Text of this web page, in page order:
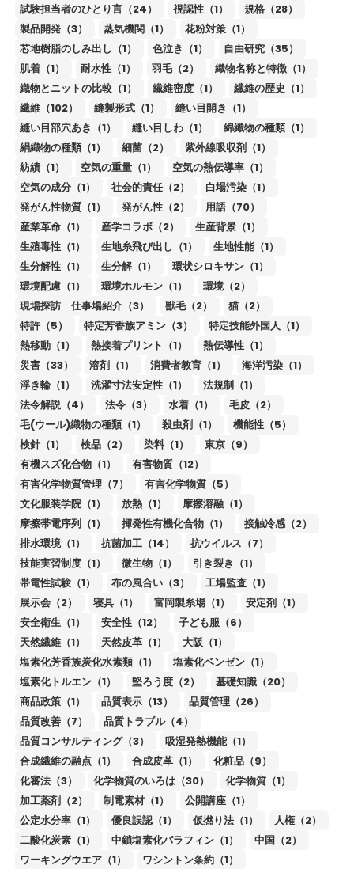
試験担当者のひとり言（24）
視認性（1）
規格（28）
製品開発（3）
蒸気機関（1）
花粉対策（1）
芯地樹脂のしみ出し（1）
色泣き（1）
自由研究（35）
肌着（1）
耐水性（1） 羽毛（2）
織物名称と特徴（1）
織物とニットの比較（1）
繊維密度（1）
繊維の歴史（1）
繊維（102）
縫製形式（1）
縫い目開き（1）
縫い目部穴あき（1）
縫い目しわ（1）
綿織物の種類（1）
絹織物の種類（1）
細菌（2）
紫外線吸収剤（1）
紡績（1）
空気の重量（1）
空気の熱伝導率（1）
空気の成分（1）
社会的責任（2）
白場汚染（1）
発がん性物質（1）
発がん性（2）
用語（70）
産業革命（1）
産学コラボ（2）
生産背景（1）
生殖毒性（1）
生地糸飛び出し（1）
生地性能（1）
生分解性（1）
生分解（1）
環状シロキサン（1）
環境配慮（1）
環境ホルモン（1）
環境（2）
現場探訪 仕事場紹介（3）
獣毛（2）
猫（2）
特許（5）
特定芳香族アミン（3）
特定技能外国人（1）
熱移動（1）
熱接着プリント（1）
熱伝導性（1）
災害（33）
溶剤（1） 消費者教育（1）
海洋汚染（1）
浮き輪（1）
洗濯寸法安定性（1）
法規制（1）
法令解説（4）
法令（3） 水着（1）
毛皮（2）
毛(ウール)織物の種類（1）
殺虫剤（1）
機能性（5）
検針（1）
検品（2） 染料（1）
東京（9）
有機スズ化合物（1）
有害物質（12）
有害化学物質管理（7）
有害化学物質（5）
文化服装学院（1）
放熱（1）
摩擦溶融（1）
摩擦帯電序列（1）
揮発性有機化合物（1）
接触冷感（2）
排水環境（1）
抗菌加工（14）
抗ウイルス（7）
技能実習制度（1）
微生物（1）
引き裂き（1）
帯電性試験（1）
布の風合い（3）
工場監査（1）
展示会（2）
寝具（1） 富岡製糸場（1）
安定剤（1）
安全衛生（1）
安全性（12）
子ども服（6）
天然繊維（1）
天然皮革（1）
大阪（1）
塩素化芳香族炭化水素類（1）
塩素化ベンゼン（1）
塩素化トルエン（1）
堅ろう度（2）
基礎知識（20）
商品政策（1）
品質表示（13）
品質管理（26）
品質改善（7）
品質トラブル（4）
品質コンサルティング（3）
吸湿発熱機能（1）
合成繊維の融点（1）
合成皮革（1）
化粧品（9）
化審法（3）
化学物質のいろは（30）
化学物質（1）
加工薬剤（2）
制電素材（1）
公開講座（1）
公定水分率（1）
優良誤認（1） 仮撚り法（1）
人権（2）
二酸化炭素（1）
中鎖塩素化パラフィン（1）
中国（2）
ワーキングウエア（1）
ワシントン条約（1）